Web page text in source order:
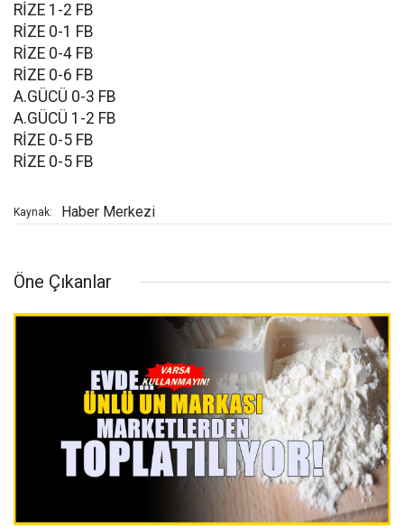
RİZE 1-2 FB
RİZE 0-1 FB
RİZE 0-4 FB
RİZE 0-6 FB
A.GÜCÜ 0-3 FB
A.GÜCÜ 1-2 FB
RİZE 0-5 FB
RİZE 0-5 FB
Kaynak: Haber Merkezi
Öne Çıkanlar